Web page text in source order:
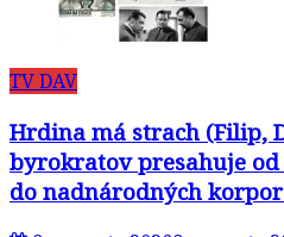
TV DAV
Hrdina má strach (Filip,
byrokratov presahuje
do nadnárodných